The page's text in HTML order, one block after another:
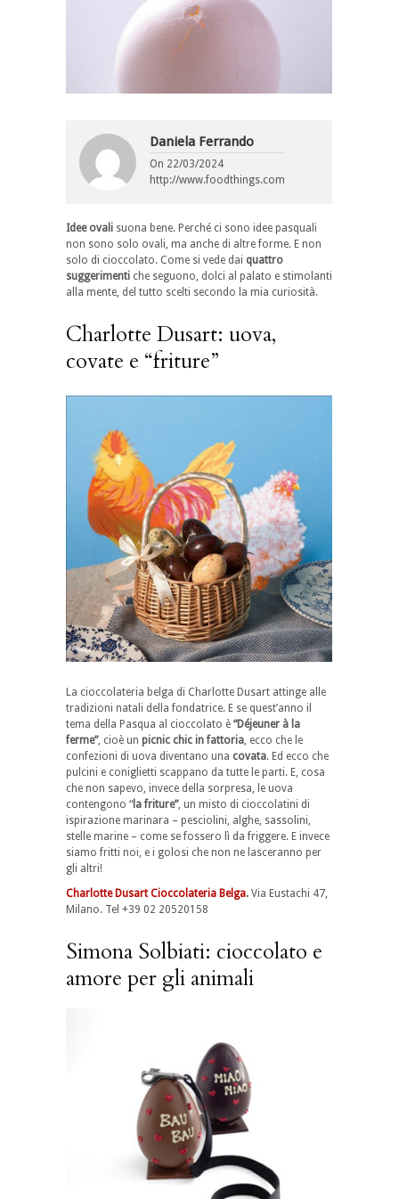
Daniela Ferrando
On 22/03/2024
http://www.foodthings.com
Idee ovali suona bene. Perché ci sono idee pasquali
non sono solo ovali, ma anche di altre forme. E non
solo di cioccolato. Come si vede dai quattro
suggerimenti che seguono, dolci al palato e stimolanti
alla mente, del tutto scelti secondo la mia curiosità.
Charlotte Dusart: uova,
covate e “friture”
La cioccolateria belga di Charlotte Dusart attinge alle
tradizioni natali della fondatrice. E se quest’anno il
tema della Pasqua al cioccolato è “Déjeuner à la
ferme”, cioè un picnic chic in fattoria , ecco che le
confezioni di uova diventano una covata. Ed ecco che
pulcini e coniglietti scappano da tutte le parti. E, cosa
che non sapevo, invece della sorpresa, le uova
contengono “ la friture”, un misto di cioccolatini di
ispirazione marinara – pesciolini, alghe, sassolini,
stelle marine – come se fossero lì da friggere. E invece
siamo fritti noi, e i golosi che non ne lasceranno per
gli altri!
Charlotte Dusart Cioccolateria Belga. Via Eustachi 47,
Milano. Tel +39 02 20520158
Simona Solbiati: cioccolato e
amore per gli animali